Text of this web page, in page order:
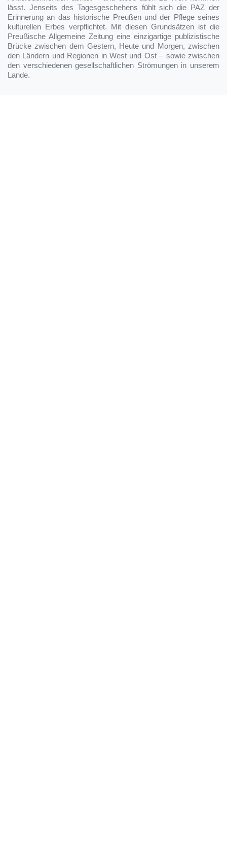
lässt. Jenseits des Tagesgeschehens fühlt sich die PAZ der
Erinnerung an das historische Preußen und der Pflege seines
kulturellen Erbes verpflichtet. Mit diesen Grundsätzen ist die
Preußische Allgemeine Zeitung eine einzigartige publizistische
Brücke zwischen dem Gestern, Heute und Morgen, zwischen
den Ländern und Regionen in West und Ost – sowie zwischen
den verschiedenen gesellschaftlichen Strömungen in unserem
Lande.